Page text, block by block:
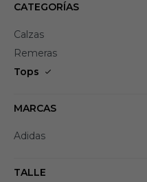
CATEGORÍAS
Calzas
Remeras
Tops
MARCAS
Adidas
TALLE